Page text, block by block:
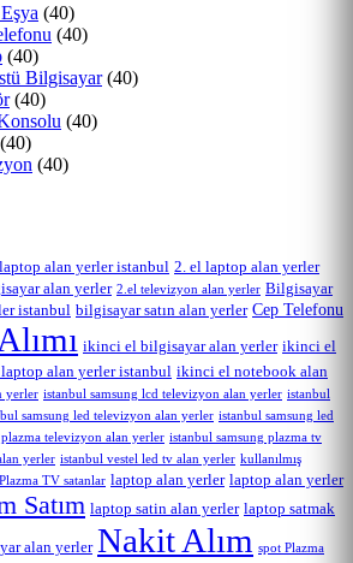
(40)
(40)
(40)
Bilgisayar(40)
(40)
(40)
(40)
(40)
alan yerler istanbul 2. el laptop alan yerler
alan yerler 2.el televizyon alan yerler Bilgisayar
istanbul bilgisayar satın alan yerler Cep Telefonu
ikinci el bilgisayar alan yerler ikinci el
alan yerler istanbul ikinci el notebook alan
yerler istanbul samsung lcd televizyon alan yerler istanbul
samsung led televizyon alan yerler istanbul samsung led
televizyon alan yerler istanbul samsung plazma tv
yerler istanbul vestel led tv alan yerler kullanılmış
TV satanlar laptop alan yerler laptop alan yerler
Satım laptop satin alan yerler laptop satmak
alan yerler Nakit Alım spot Plazma